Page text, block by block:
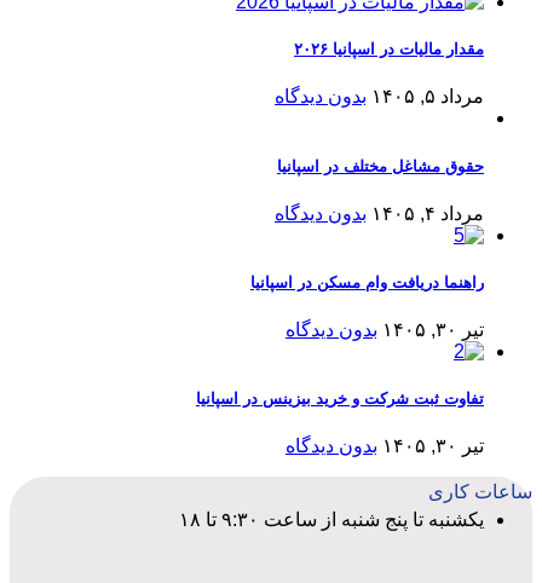
مقدار مالیات در اسپانیا ۲۰۲۶
مرداد ۵, ۱۴۰۵ بدون دیدگاه
حقوق مشاغل مختلف در اسپانیا
مرداد ۴, ۱۴۰۵ بدون دیدگاه
راهنما دریافت وام مسکن در اسپانیا
تیر ۳۰, ۱۴۰۵ بدون دیدگاه
تفاوت ثبت شرکت و خرید بیزینس در اسپانیا
تیر ۳۰, ۱۴۰۵ بدون دیدگاه
ساعات کاری
یکشنبه تا پنج شنبه از ساعت ۹:۳۰ تا ۱۸